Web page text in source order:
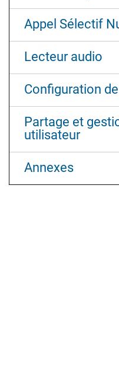
Appel Sélectif
Lecteur audio
Configuration
Partage et
utilisateur
Annexes